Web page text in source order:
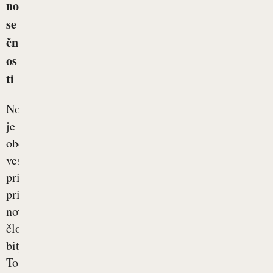
no
se
čn
os
ti
Nosečnost
je
obdobje
veselega
pričakovanja
prihoda
novega
človeškega
bitja.
To